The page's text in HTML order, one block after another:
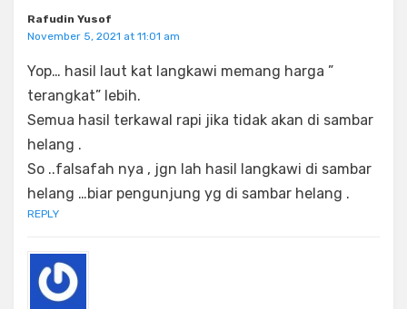
Rafudin Yusof
November 5, 2021 at 11:01 am
Yop… hasil laut kat langkawi memang harga ”
terangkat” lebih.
Semua hasil terkawal rapi jika tidak akan di sambar
helang .
So ..falsafah nya , jgn lah hasil langkawi di sambar
helang …biar pengunjung yg di sambar helang .
REPLY